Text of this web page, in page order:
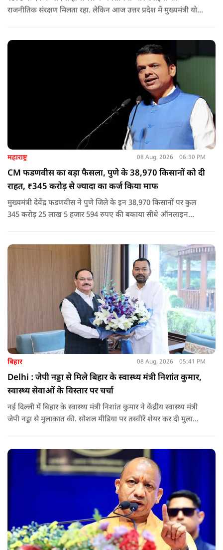
राजनीतिक संरक्षण मिलता रहा. लेकिन आज उत्तर प्रदेश में मुख्यमंत्री योगी
नेता या सांसद क्यों न हो, यदि वह राज्य की शांति और सुरक्षा से खिलवाड़
महाराष्ट्र 08 Aug, 2026 06:30 PM
CM फडणवीस का बड़ा फैसला, पुणे के 38,970 किसानों को दी
राहत, ₹345 करोड़ से ज्यादा का कर्ज किया माफ
मुख्यमंत्री देवेंद्र फडणवीस ने पुणे जिले के इन 38,970 किसानों पर कुल
345 करोड़ 25 लाख 5 हजार 594 रुपए की बकाया सीधे ऑनलाइन
बिहार 08 Aug, 2026 05:41 PM
Delhi : जेपी नड्डा से मिले बिहार के स्वास्थ्य मंत्री निशांत कुमार,
स्वास्थ्य सेवाओं के विस्तार पर चर्चा
नई दिल्ली में बिहार के स्वास्थ्य मंत्री निशांत कुमार ने केंद्रीय स्वास्थ्य मंत्री
जेपी नड्डा से मुलाकात की. सोशल मीडिया पर तस्वीरें शेयर कर दी मुलाकात